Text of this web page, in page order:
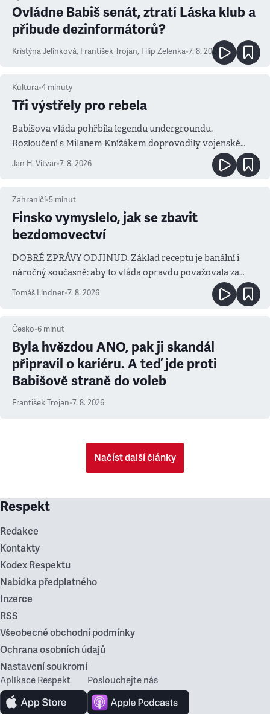
Ovládne Babiš senát, ztratí Láska klub a
přibude dezinformátorů?
Kristýna Jelínková, František Trojan, Filip Zelenka•7. 8. 2026
Kultura•4 minuty
Tři výstřely pro rebela
Babišova vláda pohřbila legendu undergroundu.
Rozloučení s Milanem Knížákem doprovodily vojenské
salvy i kritika pokrokářů
Jan H. Vitvar•7. 8. 2026
Zahraničí•5 minut
Finsko vymyslelo, jak se zbavit
bezdomovectví
DOBRÉ ZPRÁVY ODJINUD. Základ receptu je banální i
náročný současně: aby to vláda opravdu považovala za
prioritu
Tomáš Lindner•7. 8. 2026
Česko•6 minut
Byla hvězdou ANO, pak ji skandál
připravil o kariéru. A teď jde proti
Babišově straně do voleb
František Trojan•7. 8. 2026
Načíst další články
Respekt
Redakce
Kontakty
Kodex Respektu
Nabídka předplatného
Inzerce
RSS
Všeobecné obchodní podmínky
Ochrana osobních údajů
Nastavení soukromí
Aplikace Respekt Poslouchejte nás